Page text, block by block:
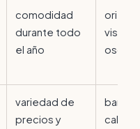
comodidad
durante todo
el año
vistas y
variedad de
precios y
baño,